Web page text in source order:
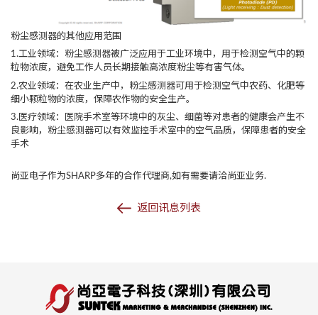
粉尘感测器的其他应用范围
1.工业领域：粉尘感测器被广泛应用于工业环境中，用于检测空气中的颗
粒物浓度，避免工作人员长期接触高浓度粉尘等有害气体。
2.农业领域：在农业生产中，粉尘感测器可用于检测空气中农药、化肥等
细小颗粒物的浓度，保障农作物的安全生产。
3.医疗领域：医院手术室等环境中的灰尘、细菌等对患者的健康会产生不
良影响，粉尘感测器可以有效监控手术室中的空气品质，保障患者的安全
手术
尚亚电子作为SHARP多年的合作代理商,如有需要请洽尚亚业务.
返回讯息列表